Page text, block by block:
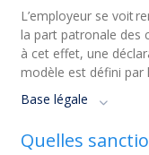
L’employeur se voit
la part patronale des
à cet effet, une
modèle est défini
Base légale
Quelles